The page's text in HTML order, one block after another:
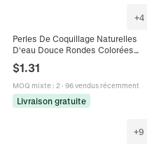
+4
Perles De Coquillage Naturelles
D'eau Douce Rondes Colorées
De Bijoux DIY Colliers Bracelets
Polies Élégantes
$1.31
MOQ mixte: 2· 96 vendus récemment
Livraison gratuite
+9